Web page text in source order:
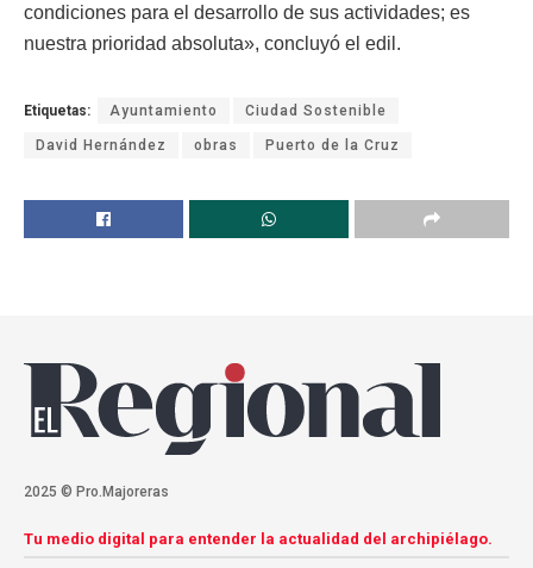
condiciones para el desarrollo de sus actividades; es
nuestra prioridad absoluta», concluyó el edil.
Etiquetas: Ayuntamiento Ciudad Sostenible
David Hernández obras Puerto de la Cruz
2025 © Pro.Majoreras
Tu medio digital para entender la actualidad del archipiélago.